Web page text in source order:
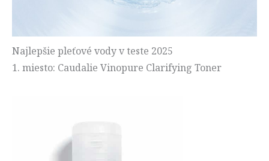
Najlepšie pleťové vody v teste 2025
1. miesto: Caudalie Vinopure Clarifying Toner